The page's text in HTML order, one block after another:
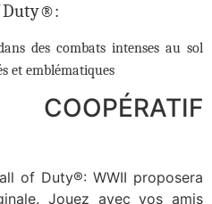
Duty®:
des combats intenses au sol
et emblématiques
of Duty®: WWII proposera
Jouez avec vos amis